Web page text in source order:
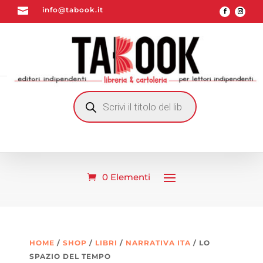
 info@tabook.it
RICERCA
PRODOTTI
0 Elementi
HOME / SHOP / LIBRI / NARRATIVA ITA / LO
SPAZIO DEL TEMPO